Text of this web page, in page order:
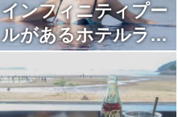
インフィニティプー
ルがあるホテルラン